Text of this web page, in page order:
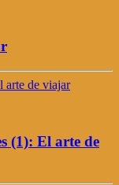
(1): El arte de